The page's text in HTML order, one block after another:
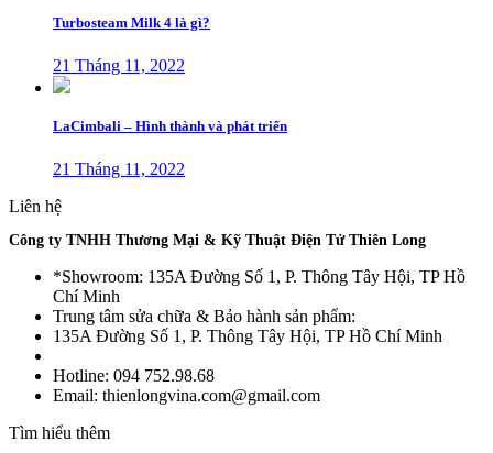
Turbosteam Milk 4 là gì?
21 Tháng 11, 2022
LaCimbali – Hình thành và phát triển
21 Tháng 11, 2022
Liên hệ
Công ty TNHH Thương Mại & Kỹ Thuật Điện Tử Thiên Long
*Showroom: 135A Đường Số 1, P. Thông Tây Hội, TP Hồ
Chí Minh
Trung tâm sửa chữa & Bảo hành sản phẩm:
135A Đường Số 1, P. Thông Tây Hội, TP Hồ Chí Minh
Hotline: 094 752.98.68
Email: thienlongvina.com@gmail.com
Tìm hiểu thêm